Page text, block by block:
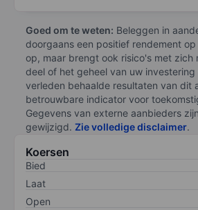
Goed om te weten: Beleggen in
doorgaans een positief rendement
op, maar brengt ook risico's met zich
deel of het geheel van uw
verleden behaalde resultaten van dit
betrouwbare indicator voor
Gegevens van externe aanbieders
gewijzigd. Zie volledige disclaimer.
Koersen
Bied
Laat
Open